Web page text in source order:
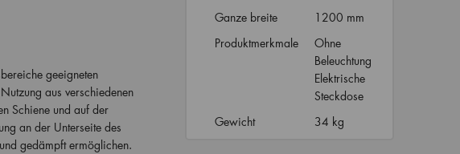
geeigneten
aus verschiedenen
Schiene und auf der
an der Unterseite des
gedämpft ermöglichen.
Ganze breite
1200 mm
Produktmerkmale
Ohne
Beleuchtung
Elektrische
Steckdose
Gewicht
34 kg